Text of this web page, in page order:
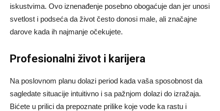
iskustvima. Ovo iznenađenje posebno obogaćuje dan jer unosi
svetlost i podseća da život često donosi male, ali značajne
darove kada ih najmanje očekujete.
Profesionalni život i karijera
Na poslovnom planu dolazi period kada vaša sposobnost da
sagledate situacije intuitivno i sa pažnjom dolazi do izražaja.
Bićete u prilici da prepoznate prilike koje vode ka rastu i